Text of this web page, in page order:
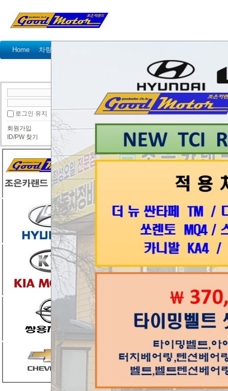
Home 차량정비가격표
수입차 정비상담
로그인 유지
회원가입
ID/PW 찾기
● 국산차 정비상담
김민혁
그랜저hg3.0 LPI차량 이구요 겉벨트셋
하려하구요 부품대 와 총견적 부탁드립
엮인글0
2025.05.06 08:23 공